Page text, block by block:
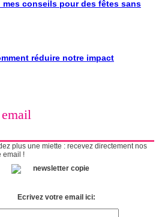
mes conseils pour des fêtes sans
réduire notre impact
plus une miette : recevez directement nos
email !
Ecrivez votre email ici: